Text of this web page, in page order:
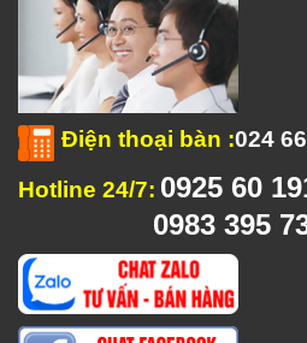
Điện thoại bàn :024
Hotline 24/7: 0925 60
0983 395